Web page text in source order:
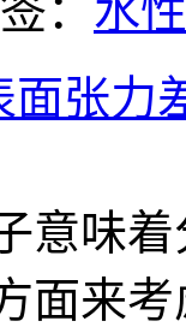
： 水
张力
意味
面来